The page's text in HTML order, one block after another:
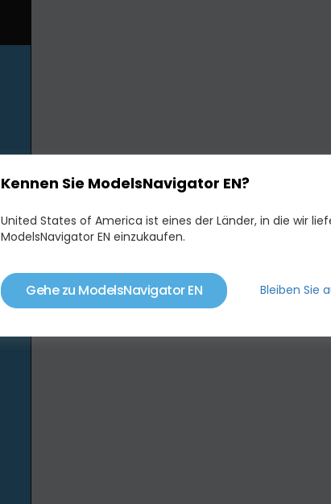
Kennen Sie ModelsNavigator EN?
United States of America ist eines der Länder, in die wir
ModelsNavigator EN einzukaufen.
Gehe zu ModelsNavigator EN Bleiben Sie